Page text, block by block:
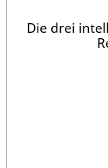
Die drei